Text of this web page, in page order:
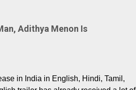
Adithya Menon Is
in India in English, Hindi, Tamil,